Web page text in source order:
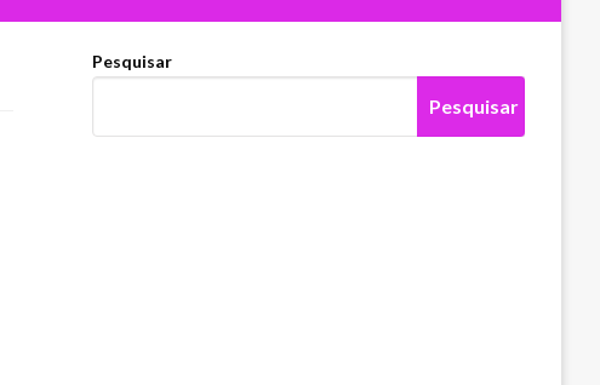
Pesquisar
Pesquisar